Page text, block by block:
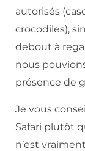
autorisés
crocodiles),
debout à
nous
présence de
Je vous
Safari plutôt
n’est